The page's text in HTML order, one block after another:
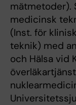
mätmetoder).
medicinsk
(Inst. för
teknik) med
och Hälsa vid